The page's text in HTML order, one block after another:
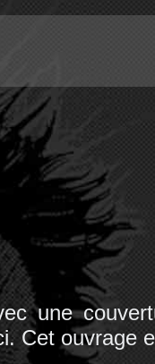
une
Cet ouvrage